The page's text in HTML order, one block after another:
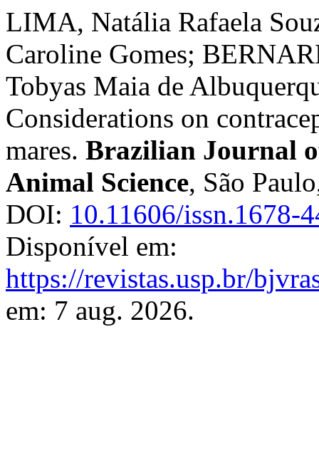
LIMA, Natália Rafaela
Caroline Gomes;
Tobyas Maia de
Considerations on
mares. Brazilian Journal
Animal Science, São
DOI: 10.11606/issn.1678-
Disponível em:
https://revistas.usp.br/
em: 7 aug. 2026.